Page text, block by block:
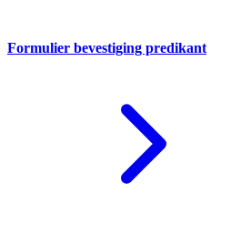
Formulier bevestiging predikant